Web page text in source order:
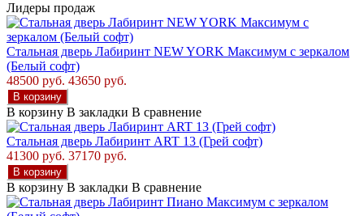
Лидеры продаж
Стальная дверь Лабиринт NEW YORK Максимум с зеркалом
(Белый софт)
48500 руб. 43650 руб.
В корзину
В корзину В закладки В сравнение
Стальная дверь Лабиринт ART 13 (Грей софт)
41300 руб. 37170 руб.
В корзину
В корзину В закладки В сравнение